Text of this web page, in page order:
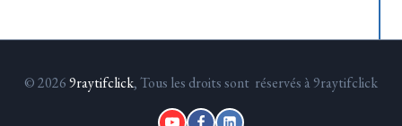
© 20269raytifclick, Tous les droits sont réservés à 9raytifclick